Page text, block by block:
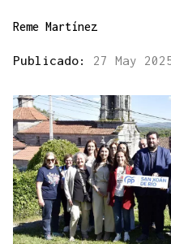
Reme Martínez
Publicado: 27 May